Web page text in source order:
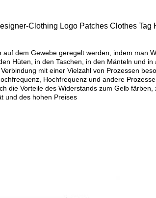
Clothing Logo Patches Clothes
dem Gewebe geregelt werden, indem
Hüten, in den Taschen, in den Mänteln und
mit einer Vielzahl von Prozessen
Hochfrequenz und andere
die Vorteile des Widerstands zum Gelb
und des hohen Preises